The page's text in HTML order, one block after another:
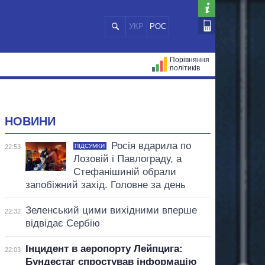
УКР РОС
Порівняння
політиків
НОВИНИ
22:53 ПІДСУМКИ
Росія вдарила по
Лозовій і Павлограду, а
Стефанішиній обрали
запобіжний захід. Головне за день
22:32
Зеленський цими вихідними вперше
відвідає Сербію
22:03
Інцидент в аеропорту Лейпцига:
Бундестаг спростував інформацію